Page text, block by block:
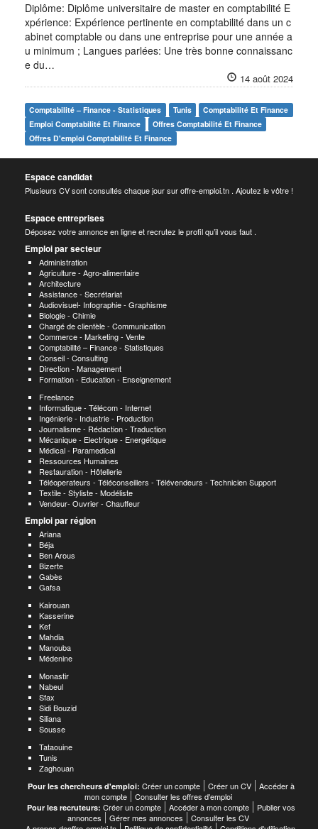
Diplôme: Diplôme universitaire de master en comptabilité E
xpérience: Expérience pertinente en comptabilité dans un c
abinet comptable ou dans une entreprise pour une année a
u minimum ; Langues parlées: Une très bonne connaissanc
e du…
14 août 2024
Comptabilité – Finance - Statistiques Tunis
Comptabilité Et Finance
Emploi Comptabilité Et Finance
Offres Comptabilité Et Finance
Offres D'emploi Comptabilité Et Finance
Espace candidat
Plusieurs CV sont consultés chaque jour sur offre-emploi.tn . Ajoutez le vôtre !
Espace entreprises
Déposez votre annonce en ligne et recrutez le profil qu’il vous faut .
Emploi par secteur
Administration
Agriculture - Agro-alimentaire
Architecture
Assistance - Secrétariat
Audiovisuel- Infographie - Graphisme
Biologie - Chimie
Chargé de clientèle - Communication
Commerce - Marketing - Vente
Comptabilité – Finance - Statistiques
Conseil - Consulting
Direction - Management
Formation - Education - Enseignement
Freelance
Informatique - Télécom - Internet
Ingénierie - Industrie - Production
Journalisme - Rédaction - Traduction
Mécanique - Electrique - Energétique
Médical - Paramedical
Ressources Humaines
Restauration - Hôtellerie
Téléoperateurs - Téléconseillers - Télévendeurs - Technicien Support
Textile - Styliste - Modéliste
Vendeur- Ouvrier - Chauffeur
Emploi par région
Ariana
Béja
Ben Arous
Bizerte
Gabès
Gafsa
Kairouan
Kasserine
Kef
Mahdia
Manouba
Médenine
Monastir
Nabeul
Sfax
Sidi Bouzid
Siliana
Sousse
Tataouine
Tunis
Zaghouan
Pour les chercheurs d'emploi: Créer un compte Créer un CV
Accéder à
mon compte
Consulter les offres d'emploi
Pour les recruteurs: Créer un compte Accéder à mon compte
Publier vos
annonces
Gérer mes annonces
Consulter les CV